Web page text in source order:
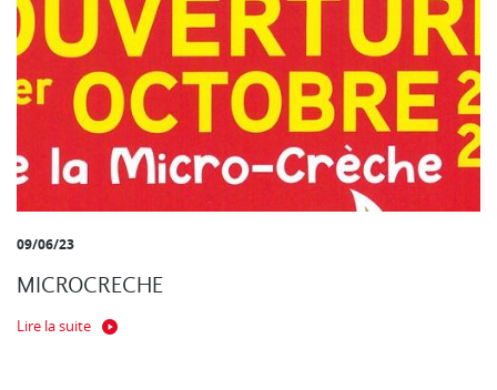
09/06/23
MICROCRECHE
Lire la suite